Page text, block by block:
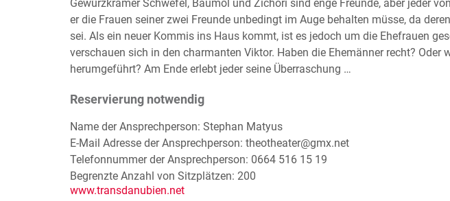
Gewürzkrämer Schwefel, Baumöl und Zichori sind enge Freunde, aber jeder
er die Frauen seiner zwei Freunde unbedingt im Auge behalten müsse, da
sei. Als ein neuer Kommis ins Haus kommt, ist es jedoch um die Ehefrauen
verschauen sich in den charmanten Viktor. Haben die Ehemänner recht? Oder
herumgeführt? Am Ende erlebt jeder seine Überraschung …
Reservierung notwendig
Name der Ansprechperson: Stephan Matyus
E-Mail Adresse der Ansprechperson: theotheater@gmx.net
Telefonnummer der Ansprechperson: 0664 516 15 19
Begrenzte Anzahl von Sitzplätzen: 200
www.transdanubien.net